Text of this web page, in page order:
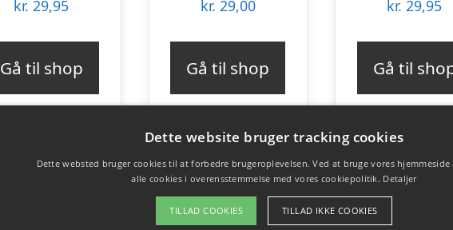
kr. 29,95
Gå til shop
kr. 29,00
Gå til shop
kr. 29,95
Gå til
Dette website bruger tracking cookies
Dette websted bruger cookies til at forbedre brugeroplevelsen. Ved at bruge vores hjemmeside
alle cookies i overensstemmelse med vores cookiepolitik. Detaljer
TILLAD COOKIES TILLAD IKKE COOKIES